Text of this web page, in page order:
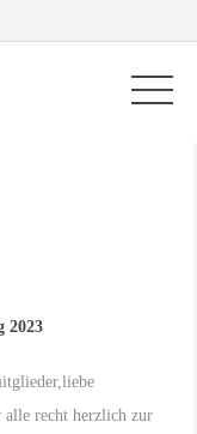
2023
alle recht herzlich zur